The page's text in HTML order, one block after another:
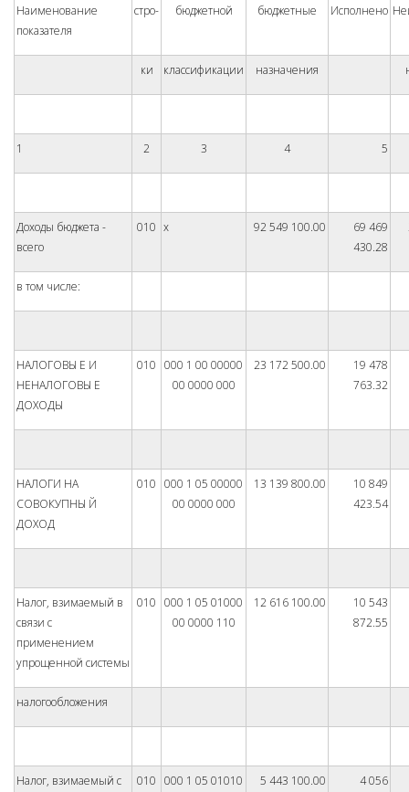
Наименование
показателя
стро- бюджетной бюджетные Исполнено
ки классификации назначения
1 2 3 4 5
Доходы бюджета -
всего
010 x 92 549 100.00
69 469
430.28
в том числе:
НАЛОГОВЫ Е И
НЕНАЛОГОВЫ Е
ДОХОДЫ
010 000 1 00 00000
00 0000 000
23 172 500.00
19 478
763.32
НАЛОГИ НА
СОВОКУПНЫ Й
ДОХОД
010 000 1 05 00000
00 0000 000
13 139 800.00
10 849
423.54
Налог, взимаемый в
связи с
применением
упрощенной системы
010 000 1 05 01000
00 0000 110
12 616 100.00
10 543
872.55
налогообложения
Налог, взимаемый с
010 000 1 05 01010
5 443 100.00
4 056